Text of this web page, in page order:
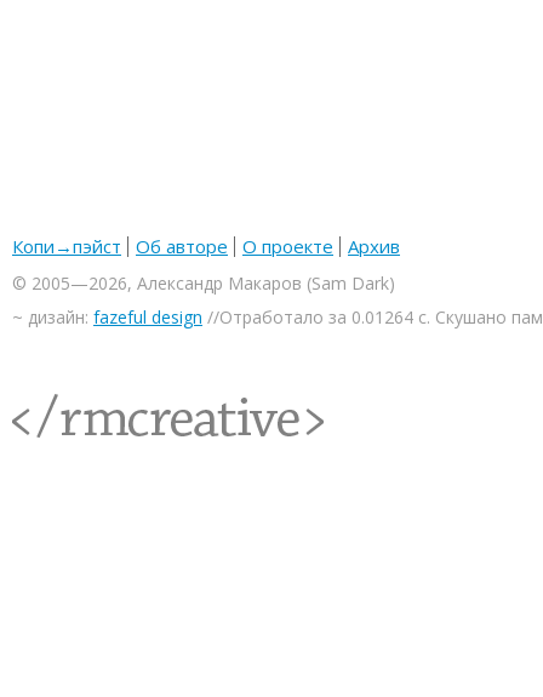
Копи→пэйст Об авторе О проекте Архив
© 2005—2026, Александр Макаров (Sam Dark)
~ дизайн: fazeful design //Отработало за 0.01264 с. Скушано
<rmcreative/>